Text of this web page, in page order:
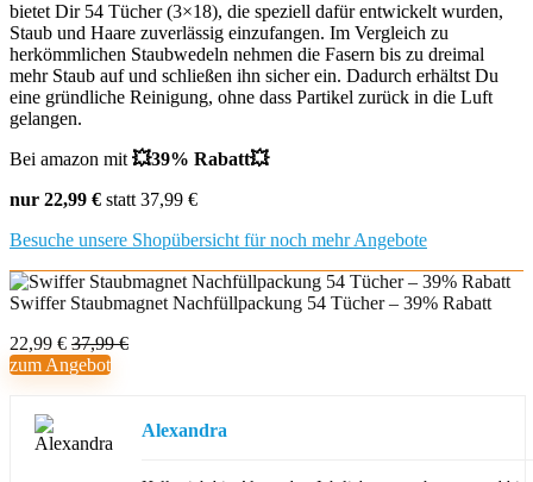
bietet Dir 54 Tücher (3×18), die speziell dafür entwickelt wurden,
Staub und Haare zuverlässig einzufangen. Im Vergleich zu
herkömmlichen Staubwedeln nehmen die Fasern bis zu dreimal
mehr Staub auf und schließen ihn sicher ein. Dadurch erhältst Du
eine gründliche Reinigung, ohne dass Partikel zurück in die Luft
gelangen.
Bei amazon mit 💥39% Rabatt💥
nur 22,99 € statt 37,99 €
Besuche unsere Shopübersicht für noch mehr Angebote
Swiffer Staubmagnet Nachfüllpackung 54 Tücher – 39% Rabatt
22,99 € 37,99 €
zum Angebot
Alexandra